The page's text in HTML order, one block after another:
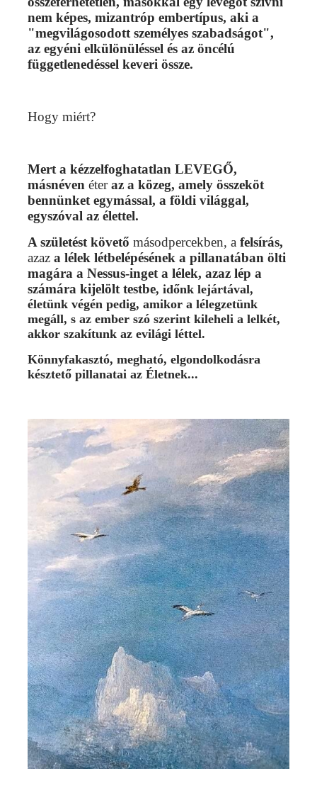
nem képes, mizantróp embertípus, aki a
"megvilágosodott személyes szabadságot",
az egyéni elkülönüléssel és az öncélú
függetlenedéssel keveri össze.
Hogy miért?
Mert a kézzelfoghatatlan LEVEGŐ,
másnéven éteraz a közeg, amely összeköt
bennünket egymással, a földi világgal,
egyszóval az élettel.
A születést követő másodpercekben, afelsírás,
azaza lélek létbelépésének a pillanatában ölti
magára a Nessus-inget a lélek, azaz lép a
számára kijelölt testbe, időnk lejártával,
életünk végén pedig, amikor a lélegzetünk
megáll, s az ember szó szerint kileheli a lelkét,
akkor szakítunk az evilági léttel.
Könnyfakasztó, megható, elgondolkodásra
késztető pillanatai az Életnek...